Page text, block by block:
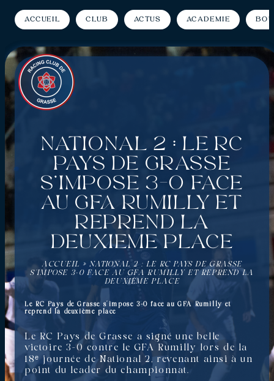
Accueil Club Actus Académie
National 2 : Le RC
Pays de Grasse
s’impose 3-0 face
au GFA Rumilly et
reprend la
deuxième place
ACCUEIL »NATIONAL 2 : LE RC PAYS DE GRASSE
S’IMPOSE 3-0 FACE AU GFA RUMILLY ET REPREND LA
DEUXIÈME PLACE
Le RC Pays de Grasse s’impose 3-0 face au GFA Rumilly et
reprend la deuxième place
Le RC Pays de Grasse a signé une belle
victoire 3-0 contre le GFA Rumilly lors de la
18ᵉ journée de National 2, revenant ainsi à un
point du leader du championnat.